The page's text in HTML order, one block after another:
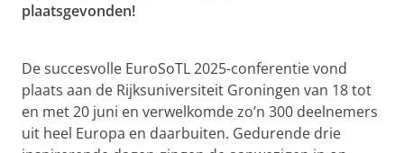
plaatsgevonden!
De succesvolle EuroSoTL 2025-conferentie vond
plaats aan de Rijksuniversiteit Groningen van 18 tot
en met 20 juni en verwelkomde zo’n 300 deelnemers
uit heel Europa en daarbuiten. Gedurende drie